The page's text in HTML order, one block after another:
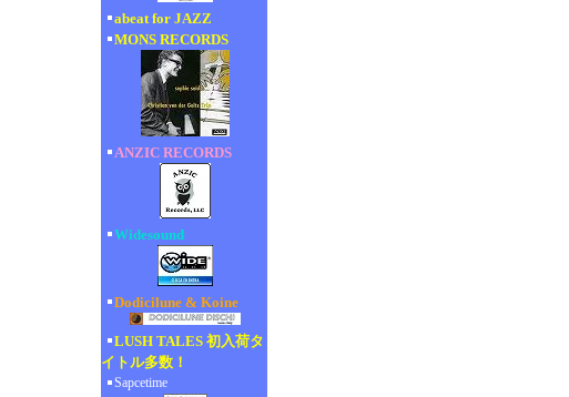
abeat for JAZZ
MONS RECORDS
ANZIC RECORDS
Widesound
Dodicilune & Koine
LUSH TALES 初入荷タ
イトル多数！
Sapcetime